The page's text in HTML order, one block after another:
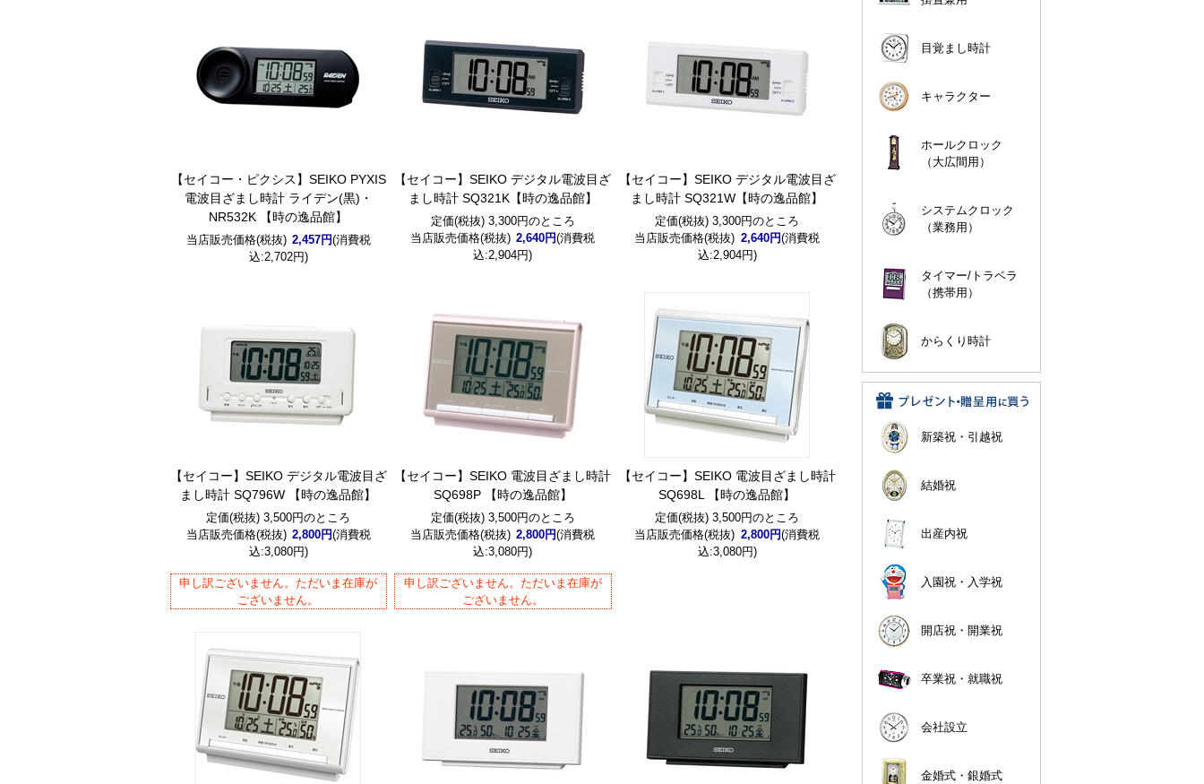
【セイコー・ピクシス】SEIKO PYXIS
電波目ざまし時計 ライデン(黒)・
NR532K 【時の逸品館】
当店販売価格(税抜) 2,457円(消費税
込:2,702円)
【セイコー】SEIKO デジタル電波目ざ
まし時計 SQ321K【時の逸品館】
定価(税抜) 3,300円のところ
当店販売価格(税抜) 2,640円(消費税
込:2,904円)
【セイコー】SEIKO デジタル電波目ざ
まし時計 SQ321W【時の逸品館】
定価(税抜) 3,300円のところ
当店販売価格(税抜) 2,640円(消費税
込:2,904円)
【セイコー】SEIKO デジタル電波目ざ
まし時計 SQ796W 【時の逸品館】
定価(税抜) 3,500円のところ
当店販売価格(税抜) 2,800円(消費税
込:3,080円)
申し訳ございません。ただいま在庫が
ございません。
【セイコー】SEIKO 電波目ざまし時計
SQ698P 【時の逸品館】
定価(税抜) 3,500円のところ
当店販売価格(税抜) 2,800円(消費税
込:3,080円)
申し訳ございません。ただいま在庫が
ございません。
【セイコー】SEIKO 電波目ざまし時計
SQ698L 【時の逸品館】
定価(税抜) 3,500円のところ
当店販売価格(税抜) 2,800円(消費税
込:3,080円)
目覚まし時計
キャラクター
ホールクロック
（大広間用）
システムクロック
（業務用）
タイマー/トラベラ
（携帯用）
からくり時計
新築祝・引越祝
結婚祝
出産内祝
入園祝・入学祝
開店祝・開業祝
卒業祝・就職祝
会社設立
金婚式・銀婚式